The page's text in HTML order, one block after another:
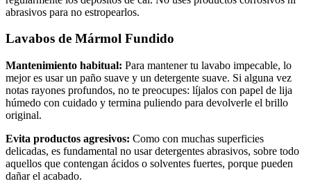
abrasivos para no estropearlos.
Lavabos de Mármol Fundido
Mantenimiento habitual: Para mantener tu lavabo impecable, lo
mejor es usar un paño suave y un detergente suave. Si alguna vez
notas rayones profundos, no te preocupes: líjalos con papel de lija
húmedo con cuidado y termina puliendo para devolverle el brillo
original.
Evita productos agresivos: Como con muchas superficies
delicadas, es fundamental no usar detergentes abrasivos, sobre todo
aquellos que contengan ácidos o solventes fuertes, porque pueden
dañar el acabado.